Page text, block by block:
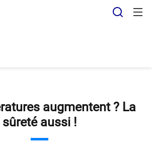
augmentent ? La
sûreté aussi !